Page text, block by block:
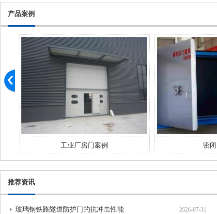
产品案例
工业厂房门案例 密
推荐资讯
玻璃钢铁路隧道防护门的抗冲击性能 2626-07-31